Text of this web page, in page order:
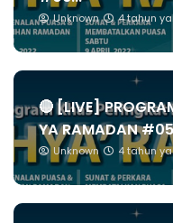
Unknown 4 tahun
🔴 [LIVE]
YA RAMADAN
Unknown 4 tahun